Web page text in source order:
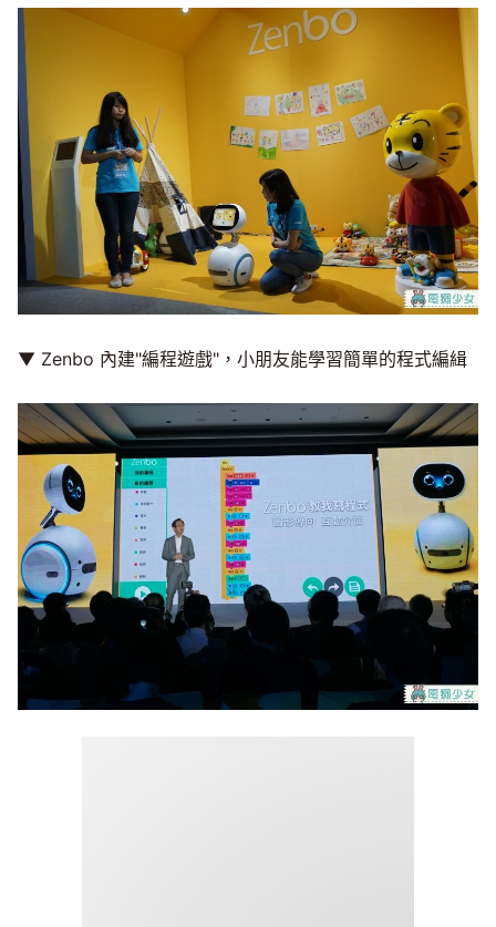
▼ Zenbo 內建"編程遊戲"，小朋友能學習簡單的程式編緝